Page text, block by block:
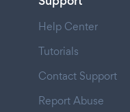
Help Center
Tutorials
Contact Support
Report Abuse